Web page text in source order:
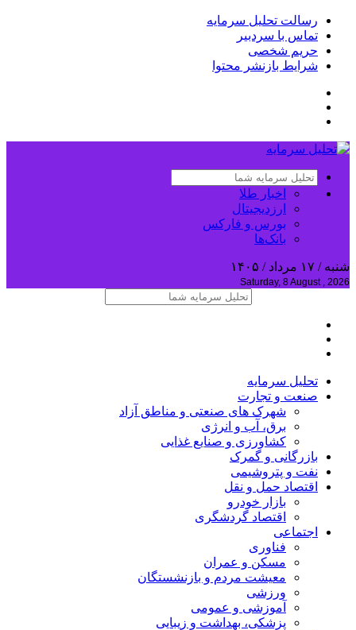
رسالت تحلیل سرمایه
تماس با سردبیر
حریم شخصی
شرایط بازنشر محتوا
اخبار طلا
ارزدیجیتال
بورس و فارکس
بانک‌ها
شنبه / ۱۷ مرداد / ۱۴۰۵
Saturday, 8 August , 2026
تحلیل‌ سرمایه
صنعت و تجارت
شهرک های صنعتی و مناطق آزاد
برق، آب و انرژی
کشاورزی و صنایع غذایی
بازرگانی و گمرک
نفت و پتروشیمی
اقتصاد حمل و نقل
بازار خودرو
اقتصاد گردشگری
اجتماعی
فناوری
مسکن و عمران
معیشت مردم و بازنشستگان
ورزشی
آموزشی و عمومی
پزشکی، بهداشت و زیبایی